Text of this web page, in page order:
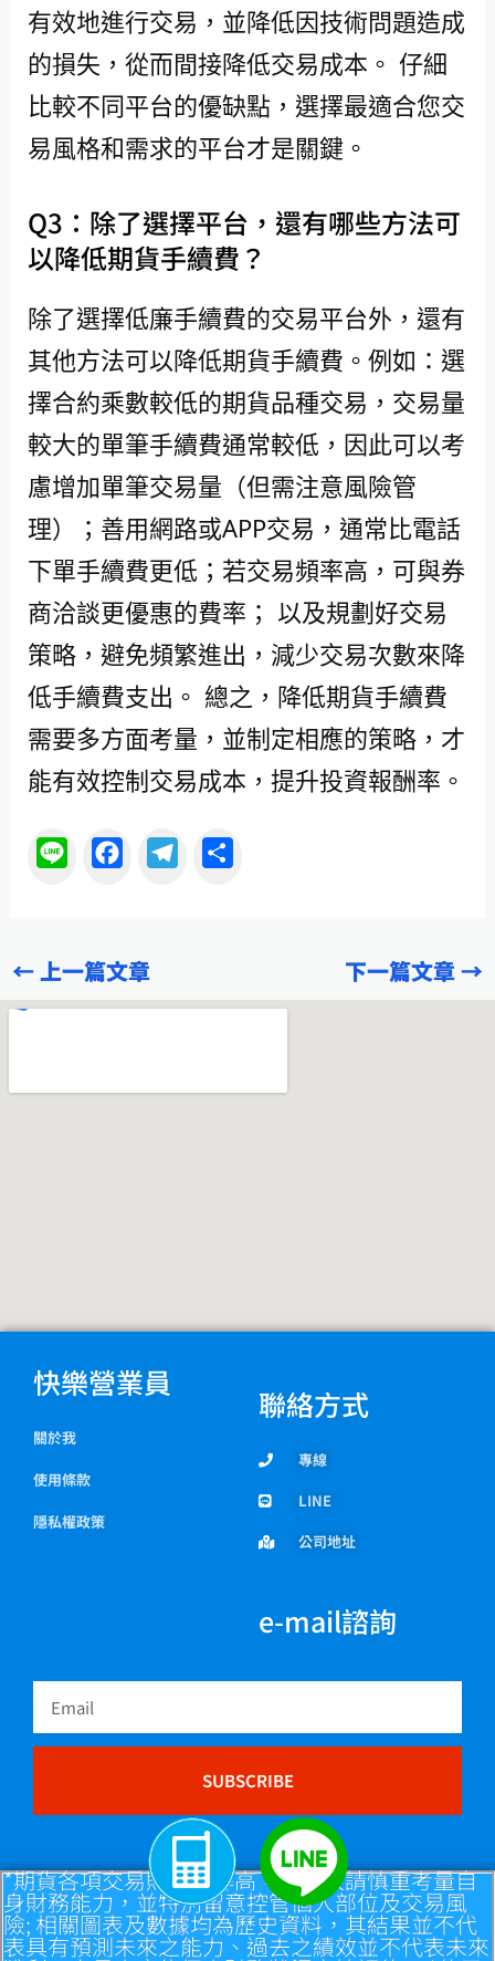
有效地進行交易，並降低因技術問題造成
的損失，從而間接降低交易成本。 仔細
比較不同平台的優缺點，選擇最適合您交
易風格和需求的平台才是關鍵。
Q3：除了選擇平台，還有哪些方法可
以降低期貨手續費？
除了選擇低廉手續費的交易平台外，還有
其他方法可以降低期貨手續費。例如：選
擇合約乘數較低的期貨品種交易，交易量
較大的單筆手續費通常較低，因此可以考
慮增加單筆交易量（但需注意風險管
理）；善用網路或APP交易，通常比電話
下單手續費更低；若交易頻率高，可與券
商洽談更優惠的費率； 以及規劃好交易
策略，避免頻繁進出，減少交易次數來降
低手續費支出。 總之，降低期貨手續費
需要多方面考量，並制定相應的策略，才
能有效控制交易成本，提升投資報酬率。
b
o
r
←上一篇文章 下一篇文章→
快樂營業員
關於我
使用條款
隱私權政策
聯絡方式
專線
LINE
公司地址
e-mail諮詢
Email
SUBSCRIBE
*期貨各項交易財務槓桿高，交易人請慎重考量自
身財務能力，並特別留意控管個人部位及交易風
險; 相關圖表及數據均為歷史資料，其結果並不代
表具有預測未來之能力、過去之績效並不代表未來